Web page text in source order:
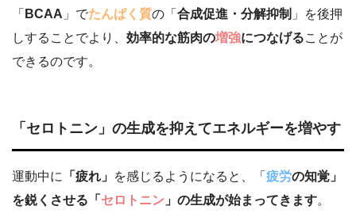
「 BCAA 」でたんぱく質の「 合成促進・分解抑制 」を後押
しすることでより、 効率的な筋肉の増強につなげることが
できるのです。
「セロトニン」の生成を抑えてエネルギーを増やす
運動中に 「疲れ」 を感じるようになると、「 疲労の知覚」
を鋭くさせる「 セロトニン 」の生成が始まってきます。